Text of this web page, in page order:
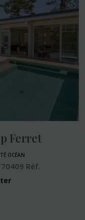
Ferret
OCÉAN
Réf.